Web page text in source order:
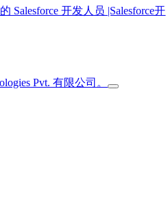
Salesforce 开发人员 |Salesforce开
Pvt. 有限公司。